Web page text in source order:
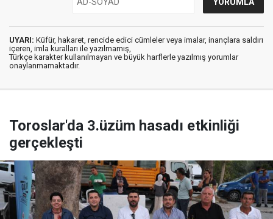
UYARI: Küfür, hakaret, rencide edici cümleler veya imalar, inançlara saldırı
içeren, imla kuralları ile yazılmamış,
Türkçe karakter kullanılmayan ve büyük harflerle yazılmış yorumlar
onaylanmamaktadır.
Toroslar'da 3.üzüm hasadı etkinliği
gerçekleşti